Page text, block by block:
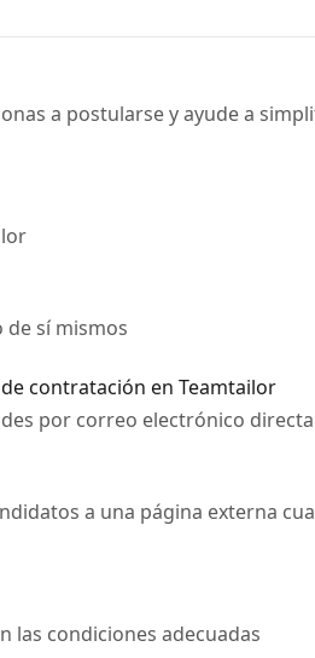
a postularse y ayude a
sí mismos
contratación en Teamtailor
por correo electrónico
a una página externa
las condiciones adecuadas